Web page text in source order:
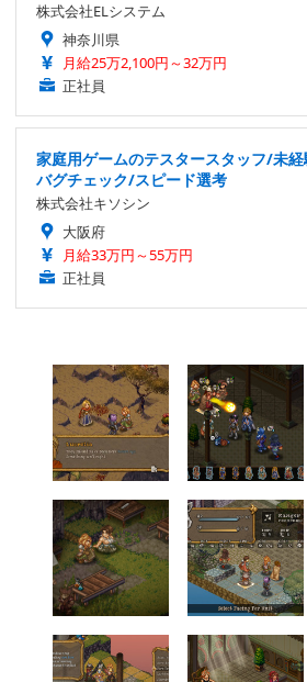
株式会社ELシステム
神奈川県
月給25万2,100円～32万円
正社員
家庭用ゲームのテスタースタッフ/未
バグチェック/スピード選考
株式会社キソシン
大阪府
月給33万円～55万円
正社員